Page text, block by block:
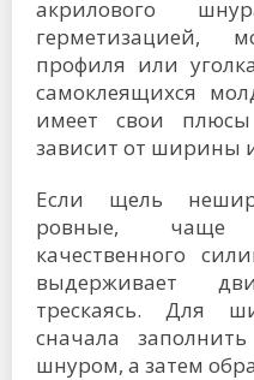
акрилового
герметизацией,
профиля или
самоклеящихся
имеет свои
зависит от ширины
Если щель
ровные, чаще
качественного
выдерживает
трескаясь. Для
сначала
шнуром, а затем